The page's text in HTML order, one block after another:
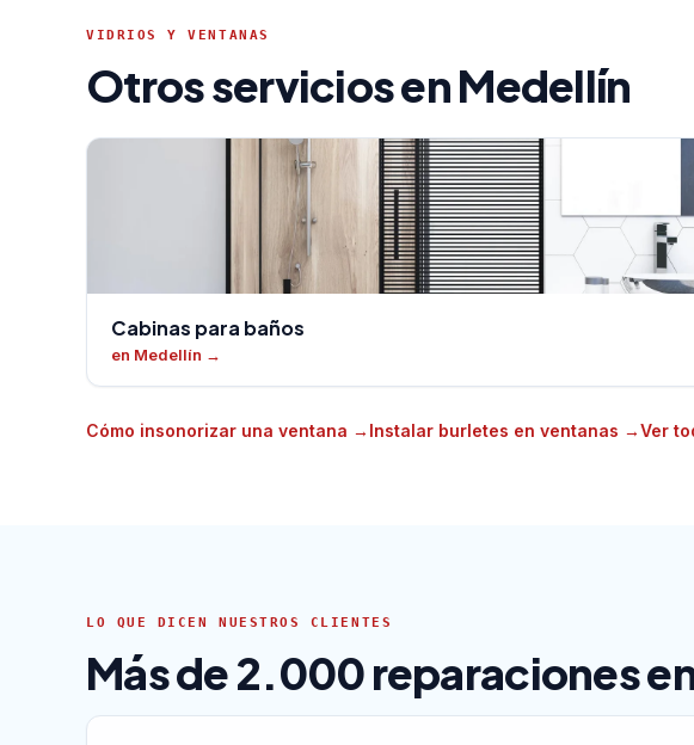
VIDRIOS Y VENTANAS
Otros servicios en Medellín
Cabinas para baños
en Medellín →
Cómo insonorizar una ventana → Instalar burletes en ventanas →Ver
LO QUE DICEN NUESTROS CLIENTES
Más de 2.000 reparaciones